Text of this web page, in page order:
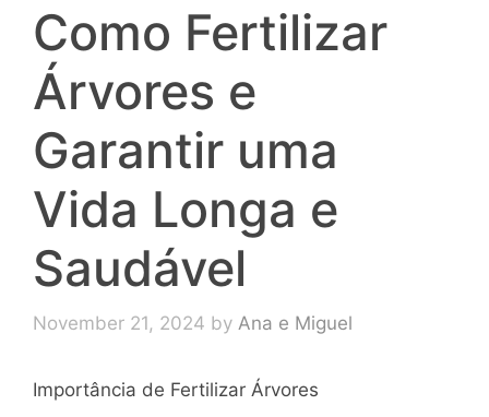
Como Fertilizar
Árvores e
Garantir uma
Vida Longa e
Saudável
November 21, 2024 by Ana e Miguel
Importância de Fertilizar Árvores